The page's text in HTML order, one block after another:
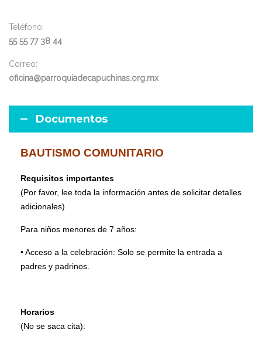
Teléfono:
55 55 77 38 44
Correo:
oficina@parroquiadecapuchinas.org.mx
Documentos
BAUTISMO COMUNITARIO
Requisitos importantes
(Por favor, lee toda la información antes de solicitar detalles
adicionales)
Para niños menores de 7 años:
• Acceso a la celebración: Solo se permite la entrada a
padres y padrinos.
Horarios
(No se saca cita):